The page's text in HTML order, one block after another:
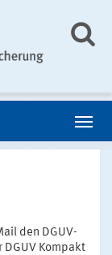
den DGUV-
Kompakt